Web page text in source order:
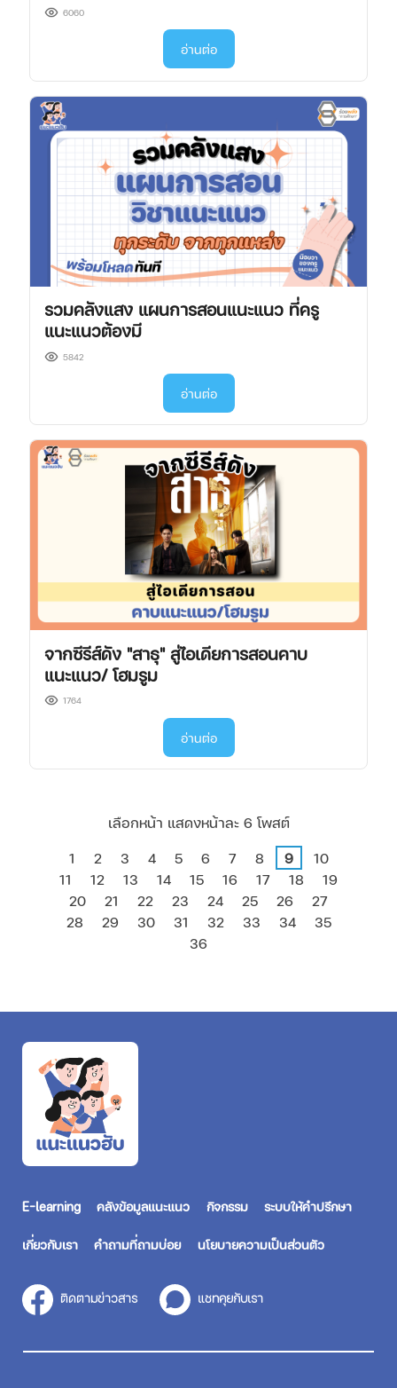
6060
อ่านต่อ
รวมคลังแสง แผนการสอนแนะแนว ที่ครู
แนะแนวต้องมี
5842
อ่านต่อ
จากซีรีส์ดัง "สาธุ" สู่ไอเดียการสอนคาบ
แนะแนว/ โฮมรูม
1764
อ่านต่อ
เลือกหน้า แสดงหน้าละ 6 โพสต์
1
2 3 4 5 6 7 8 9
10
11
12 13 14 15 16 17 18
19
20
21 22 23 24 25 26
27
28
29 30 31 32 33 34
35
36
E-learning คลังข้อมูลแนะแนว กิจกรรม ระบบให้คำปรึกษา
เกี่ยวกับเรา คำถามที่ถามบ่อย นโยบายความเป็นส่วนตัว
ติดตามข่าวสาร แชทคุยกับเรา